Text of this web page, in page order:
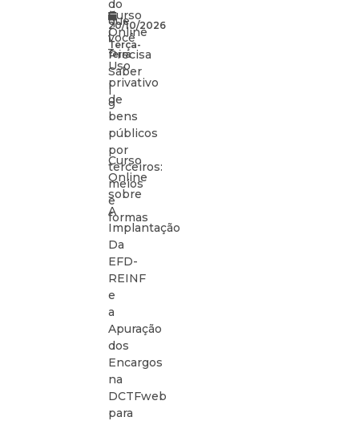
20/10/2026
|
Terça-
feira
Curso
Online
–
Uso
privativo
de
bens
públicos
por
terceiros:
meios
e
formas
do
que
você
Precisa
Saber
|
9
Curso
Online
sobre
A
Implantação
Da
EFD-
REINF
e
a
Apuração
dos
Encargos
na
DCTFweb
para